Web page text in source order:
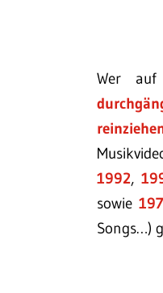
Wer
1992,
sowie
Songs…)